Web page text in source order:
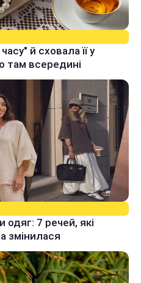
й сховала її у
там всередині
одяг: 7 речей, які
змінилася